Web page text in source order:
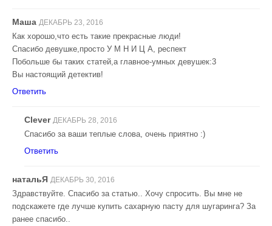
Маша ДЕКАБРЬ 23, 2016
Как хорошо,что есть такие прекрасные люди!
Спасибо девушке,просто У М Н И Ц А, респект
Побольше бы таких статей,а главное-умных девушек:3
Вы настоящий детектив!
Ответить
Clever ДЕКАБРЬ 28, 2016
Спасибо за ваши теплые слова, очень приятно :)
Ответить
натальЯ ДЕКАБРЬ 30, 2016
Здравствуйте. Спасибо за статью.. Хочу спросить. Вы мне не
подскажете где лучше купить сахарную пасту для шугаринга? За
ранее спасибо..